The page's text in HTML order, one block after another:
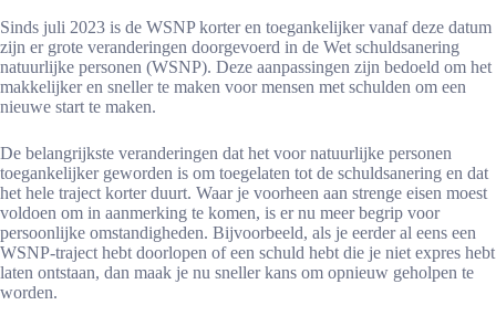
Sinds juli 2023 is de WSNP korter en toegankelijker vanaf deze datum
zijn er grote veranderingen doorgevoerd in de Wet schuldsanering
natuurlijke personen (WSNP). Deze aanpassingen zijn bedoeld om het
makkelijker en sneller te maken voor mensen met schulden om een
nieuwe start te maken.
De belangrijkste veranderingen dat het voor natuurlijke personen
toegankelijker geworden is om toegelaten tot de schuldsanering en dat
het hele traject korter duurt. Waar je voorheen aan strenge eisen moest
voldoen om in aanmerking te komen, is er nu meer begrip voor
persoonlijke omstandigheden. Bijvoorbeeld, als je eerder al eens een
WSNP-traject hebt doorlopen of een schuld hebt die je niet expres hebt
laten ontstaan, dan maak je nu sneller kans om opnieuw geholpen te
worden.